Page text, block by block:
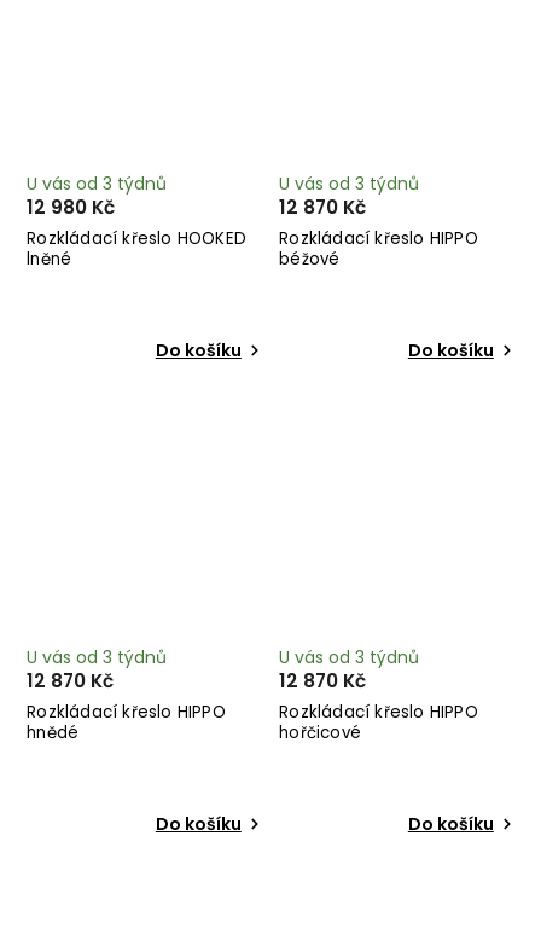
Rozkládací křeslo HOOKED
lněné
U vás od 3 týdnů
12 980 Kč
Do košíku
Rozkládací křeslo HIPPO
béžové
U vás od 3 týdnů
12 870 Kč
Do košíku
Rozkládací křeslo HIPPO
hnědé
U vás od 3 týdnů
12 870 Kč
Do košíku
Rozkládací křeslo HIPPO
hořčicové
U vás od 3 týdnů
12 870 Kč
Do košíku